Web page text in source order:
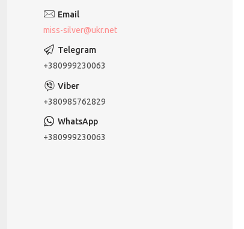
miss-silver@ukr.net
+380999230063
+380985762829
+380999230063